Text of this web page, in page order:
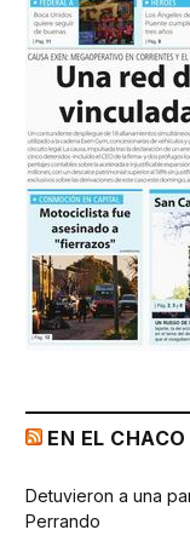
EN EL CHACO
Detuvieron a una
Perrando